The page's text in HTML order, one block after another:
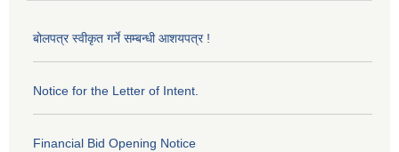
बोलपत्र स्वीकृत गर्ने सम्बन्धी आशयपत्र !
Notice for the Letter of Intent.
Financial Bid Opening Notice